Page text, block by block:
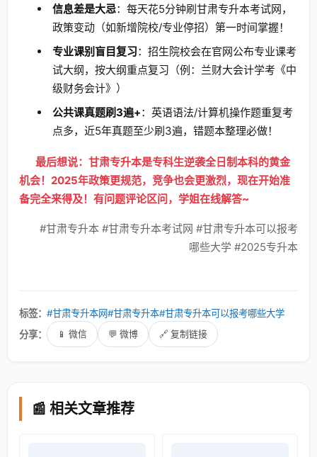
信息差是大忌：每天花5分钟刷甘肃专升本考试网，
政策变动（如新增院校/专业停招）第一时间掌握！
专业课别盲目复习：招生院校会在官网公布专业课考
试大纲，按大纲重点复习（例：兰财大会计学考《中
级财务会计》）
公共课真题刷3遍+：英语语法/计算机操作题重复考
点多，近5年真题至少刷3遍，错题本整理必做！
最后想说：甘肃专升本是专科生逆袭全日制本科的黄金
机会！2025年政策更规范，竞争也会更激烈，现在开始准
备完全来得及！有问题评论区问，学姐在线解答~
#甘肃专升本 #甘肃专升本考试网 #甘肃专升本可以报考
哪些大学 #2025专升本
标签： #甘肃专升本网#甘肃专升本#甘肃专升本可以报考哪些大学
分享：
📱 微信 💬 微博 🔗 复制链接
📰 相关文章推荐